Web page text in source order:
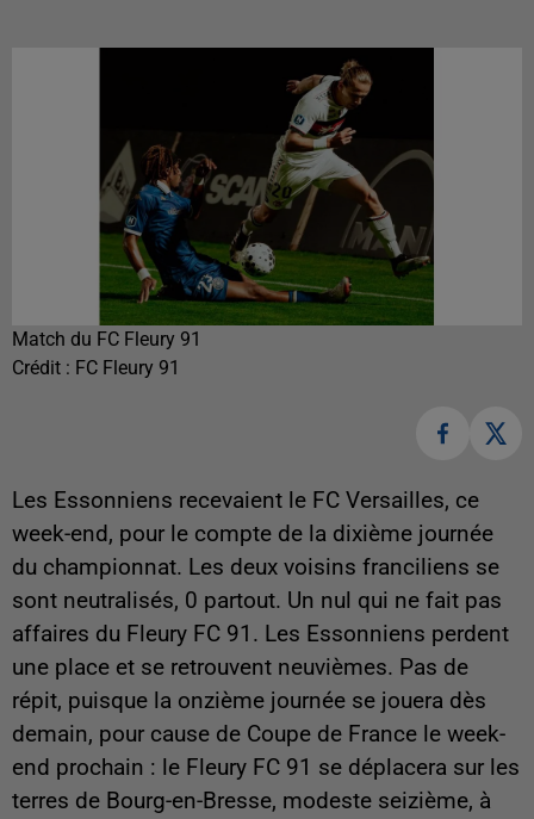
Match du FC Fleury 91
Crédit : FC Fleury 91
Les Essonniens recevaient le FC Versailles, ce
week-end, pour le compte de la dixième journée
du championnat. Les deux voisins franciliens se
sont neutralisés, 0 partout. Un nul qui ne fait pas
affaires du Fleury FC 91. Les Essonniens perdent
une place et se retrouvent neuvièmes. Pas de
répit, puisque la onzième journée se jouera dès
demain, pour cause de Coupe de France le week-
end prochain : le Fleury FC 91 se déplacera sur les
terres de Bourg-en-Bresse, modeste seizième, à